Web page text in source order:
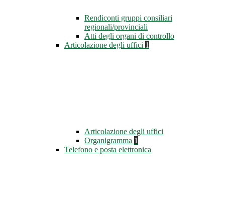
Rendiconti gruppi consiliari
regionali/provinciali
Atti degli organi di controllo
Articolazione degli uffici 1
Articolazione degli uffici
Organigramma 1
Telefono e posta elettronica